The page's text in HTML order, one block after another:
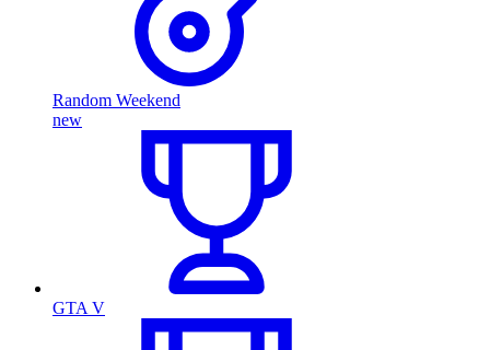
Random Weekend
new
GTA V